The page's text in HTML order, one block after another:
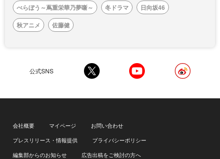
べらぼう～蔦重栄華乃夢噺～
冬ドラマ
日向坂46
秋アニメ
佐藤健
公式SNS
会社概要 マイページ
お問い合わせ
プレスリリース・情報提供
プライバシーポリシー
編集部からのお知らせ
広告出稿をご検討の方へ